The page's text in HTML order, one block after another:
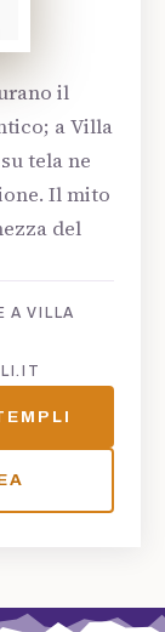
il
a Villa
tela ne
Il mito
del
A VILLA